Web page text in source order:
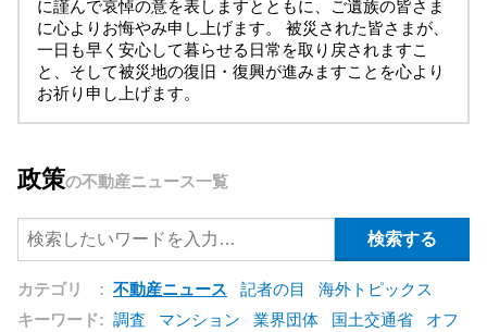
に謹んで哀悼の意を表しますとともに、ご遺族の皆さま
に心よりお悔やみ申し上げます。 被災された皆さまが、
一日も早く安心して暮らせる日常を取り戻されますこ
と、そして被災地の復旧・復興が進みますことを心より
お祈り申し上げます。
政策の不動産ニュース一覧
カテゴリ : 不動産ニュース 記者の目
海外トピックス
キーワード: 調査 マンション 業界団体 国土交通省
オフ